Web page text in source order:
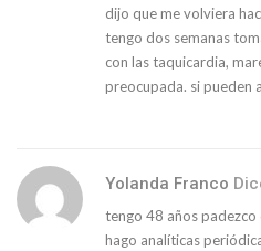
dijo que me volviera
tengo dos semanas
con las taquicardia,
preocupada. si pueden
Yolanda Franco
tengo 48 años
hago analíticas